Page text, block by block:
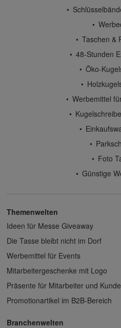
Taschen &
48-Stunden
Öko-
Werbemittel
Foto
Günstige
Themenwelten
Ideen für Messe Giveaway
Die Tasse bleibt nicht im Dorf
Werbemittel für Events
Mitarbeitergeschenke mit Logo
Präsente für Mitarbeiter und
Promotionartikel im B2B-Bereich
Branchenwelten